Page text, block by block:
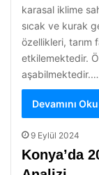
karasal iklime
sıcak ve kurak
özellikleri, tarım
etkilemektedir.
aşabilmektedir.…
Devamını Oku
9 Eylül 2024
Konya’da